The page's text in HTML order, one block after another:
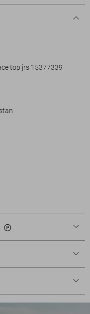
dagen, terwijl de lichte
geheel.
comfortabel zit en
iets stijlvols om te dragen
veelzijdigheid.
rok voor een moeiteloze
en iets rekbare stof die
top jrs 15377339